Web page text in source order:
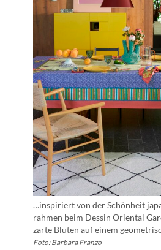
…inspiriert von der Schönheit
rahmen beim Dessin Oriental
zarte Blüten auf einem
Foto: Barbara Franzo